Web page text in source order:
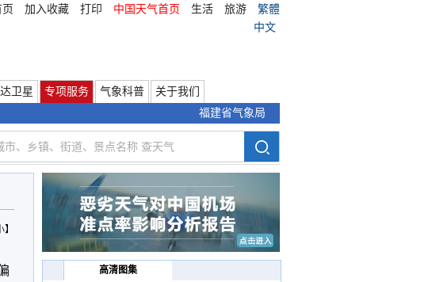
加入收藏 打印 中国天气首页 生活 旅游
繁體
中文
卫星 专项服务 气象科普
关于我们
福建省气象局
】
高清图集